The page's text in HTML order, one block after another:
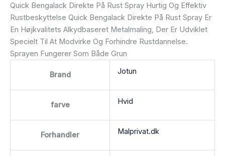
Quick Bengalack Direkte På Rust Spray Hurtig Og Effektiv
Rustbeskyttelse Quick Bengalack Direkte På Rust Spray Er
En Højkvalitets Alkydbaseret Metalmaling, Der Er Udviklet
Specielt Til At Modvirke Og Forhindre Rustdannelse.
Sprayen Fungerer Som Både Grun
Brand Jotun
farve Hvid
Forhandler Malprivat.dk